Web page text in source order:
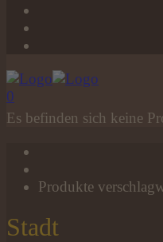
0
Es befinden sich keine
Produkte
Stadt